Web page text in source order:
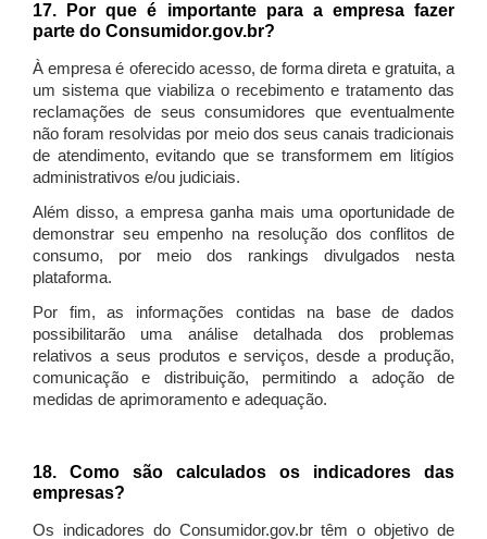
17. Por que é importante para a empresa fazer
parte do Consumidor.gov.br?
À empresa é oferecido acesso, de forma direta e gratuita, a
um sistema que viabiliza o recebimento e tratamento das
reclamações de seus consumidores que eventualmente
não foram resolvidas por meio dos seus canais tradicionais
de atendimento, evitando que se transformem em litígios
administrativos e/ou judiciais.
Além disso, a empresa ganha mais uma oportunidade de
demonstrar seu empenho na resolução dos conflitos de
consumo, por meio dos rankings divulgados nesta
plataforma.
Por fim, as informações contidas na base de dados
possibilitarão uma análise detalhada dos problemas
relativos a seus produtos e serviços, desde a produção,
comunicação e distribuição, permitindo a adoção de
medidas de aprimoramento e adequação.
18. Como são calculados os indicadores das
empresas?
Os indicadores do Consumidor.gov.br têm o objetivo de